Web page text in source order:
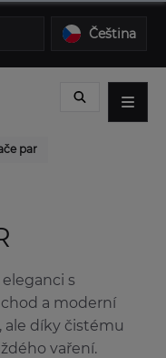
Čeština
par
s
a moderní
díky čistému
vaření.